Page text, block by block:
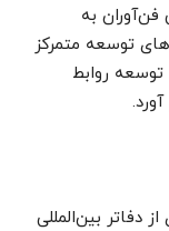
به
توسعه متمرکز
توسعه روابط
دفاتر بین‌المللی